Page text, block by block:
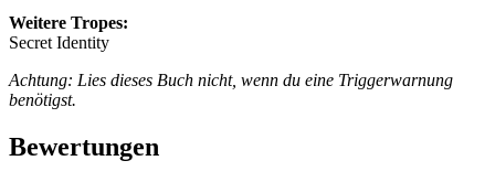
Weitere Tropes:
Secret Identity
Achtung: Lies dieses Buch nicht, wenn du eine Triggerwarnung
benötigst.
Bewertungen